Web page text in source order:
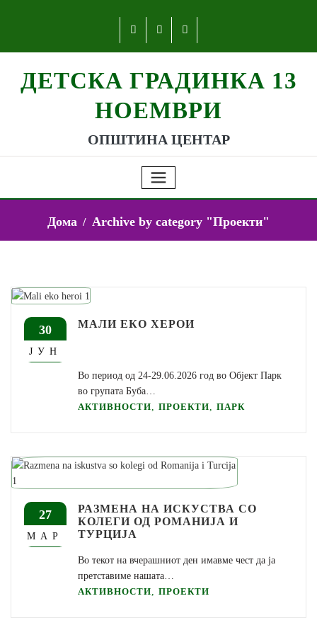
ДЕТСКА ГРАДИНКА 13
НОЕМВРИ
ОПШТИНА ЦЕНТАР
Дома Archive by category "Проекти"
30
ЈУН
МАЛИ ЕКО ХЕРОИ
Во период од 24-29.06.2026 год во Oбјект Парк
во групата Буба…
АКТИВНОСТИ ,ПРОЕКТИ ,ПАРК
27
МАР
РАЗМЕНА НА ИСКУСТВА СО
КОЛЕГИ ОД РОМАНИЈА И
ТУРЦИЈА
Во текот на вчерашниот ден имавме чест да ја
претставиме нашата…
АКТИВНОСТИ ,ПРОЕКТИ